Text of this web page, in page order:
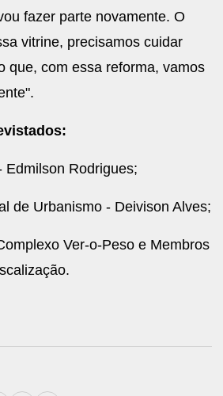
fazer parte novamente. O
vitrine, precisamos cuidar
que, com essa reforma, vamos
Edmilson Rodrigues;
de Urbanismo - Deivison Alves;
Ver-o-Peso e Membros